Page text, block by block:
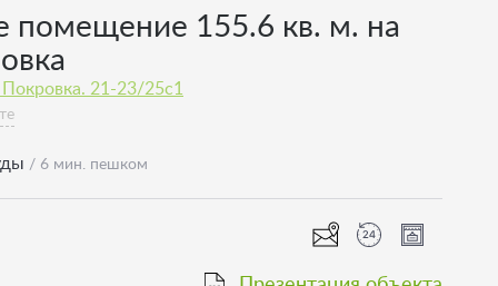
помещение 155.6 кв. м. на
21-23/25с1
/ 6 мин. пешком